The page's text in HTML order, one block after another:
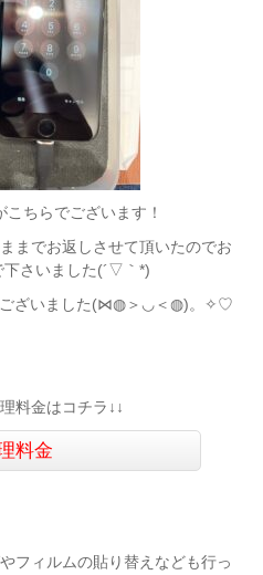
ちらでございます！
までお返しさせて頂いたのでお
下さいました(´▽｀*)
ございました(⋈◍＞◡＜◍)。✧♡
料金はコチラ↓↓
料金
フィルムの貼り替えなども行っ